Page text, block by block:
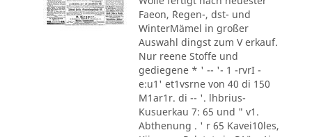
Faeon, ´Regen-, dst- und
WinterMämel in großer
Auswahl dingst zum V erkauf.
Nur reene Stoffe und
gediegene * ' -- '- 1 -rvrI -
e:u1' et1vsrne von 40 di 150
M1ar1r. di -- '. lhbrius-
Kusuerkau 7: 65 und " v1.
Abthenung . ' r 65 Kavei10les,